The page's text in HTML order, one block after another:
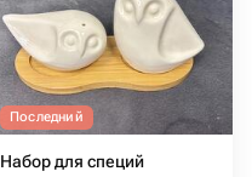
Последний
Набор для специй